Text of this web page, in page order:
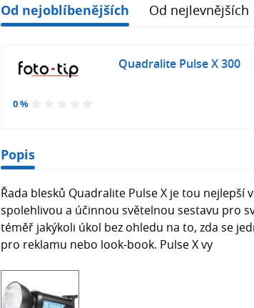
Od nejoblíbenějších Od nejlevnějších
0 %
Quadralite Pulse X 300
Popis
Řada blesků Quadralite Pulse X je tou
spolehlivou a účinnou světelnou sestavu pro
téměř jakýkoli úkol bez ohledu na to, zda se
pro reklamu nebo look-book. Pulse X vy